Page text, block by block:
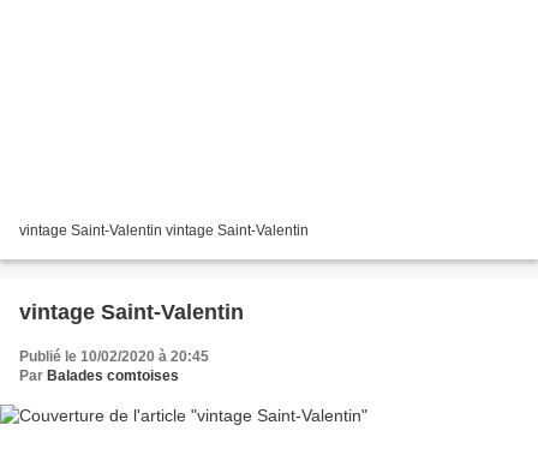
vintage Saint-Valentin vintage Saint-Valentin
vintage Saint-Valentin
Publié le 10/02/2020 à 20:45
Par Balades comtoises